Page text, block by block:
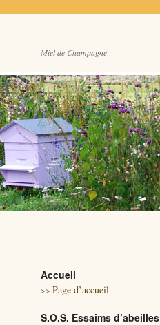
Miel de Champagne
Accueil
>> Page d’accueil
S.O.S. Essaims d’abeilles